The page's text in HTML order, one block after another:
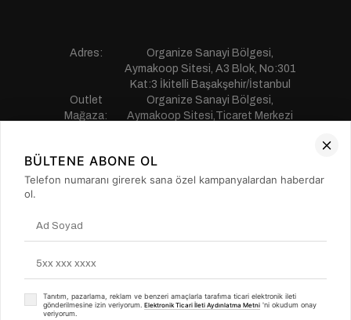
Adres:
Organize Sanayi Bölgesi,
Aymakoop Sitesi, A3 Blok, No:301
Kat:3 İkitelli Başakşehir/İstanbul
Outlet
Mağaza:
Organize Sanayi Bölgesi,
Aymakoop Sitesi,Ticaret Merkezi
Telefon:
0850 441 55 77
E-mail:
musterihizmetleri@saillakers.com.tr
MÜŞTERİ HİZMETLERİ
BÜLTENE ABONE OL
Telefon numaranı girerek sana özel kampanyalardan haberdar
ol.
Tanıtım, pazarlama, reklam ve benzeri amaçlarla tarafıma ticari elektronik ileti
gönderilmesine izin veriyorum. Elektronik Ticari İleti Aydınlatma Metni 'ni okudum onay
veriyorum.